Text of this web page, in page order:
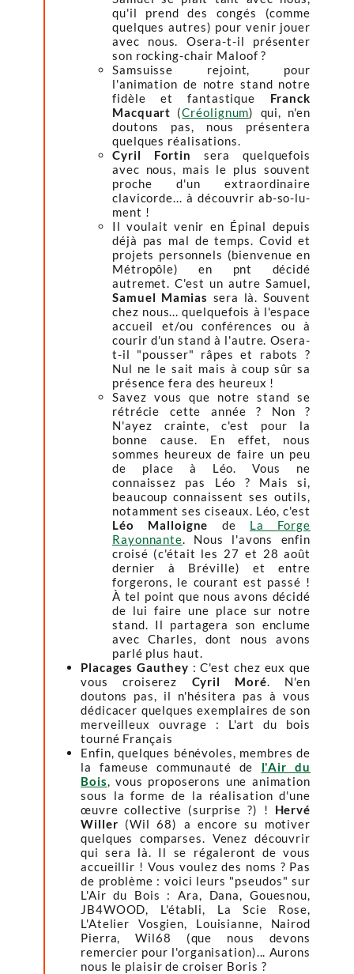
qu'il prend des congés (comme
quelques autres) pour venir jouer
avec nous. Osera-t-il présenter
son rocking-chair Maloof ?
Samsuisse rejoint, pour
l'animation de notre stand notre
fidèle et fantastique Franck
Macquart (Créolignum) qui, n'en
doutons pas, nous présentera
quelques réalisations.
Cyril Fortin
sera quelquefois
avec nous, mais le plus souvent
proche d'un extraordinaire
clavicorde... à découvrir ab-so-lu-
ment !
Il voulait venir en Épinal depuis
déjà pas mal de temps. Covid et
projets personnels (bienvenue en
Métropôle) en pnt décidé
autremet. C'est un autre Samuel,
Samuel Mamias sera là. Souvent
chez nous... quelquefois à l'espace
accueil et/ou conférences ou à
courir d'un stand à l'autre. Osera-
t-il "pousser" râpes et rabots ?
Nul ne le sait mais à coup sûr sa
présence fera des heureux !
Savez vous que notre stand se
rétrécie cette année ? Non ?
N'ayez crainte, c'est pour la
bonne cause. En effet, nous
sommes heureux de faire un peu
de place à Léo. Vous ne
connaissez pas Léo ? Mais si,
beaucoup connaissent ses outils,
notamment ses ciseaux. Léo, c'est
Léo Malloigne de La Forge
Rayonnante. Nous l'avons enfin
croisé (c'était les 27 et 28 août
dernier à Bréville) et entre
forgerons, le courant est passé !
À tel point que nous avons décidé
de lui faire une place sur notre
stand. Il partagera son enclume
avec Charles, dont nous avons
parlé plus haut.
Placages Gauthey : C'est chez eux que
vous croiserez Cyril Moré. N'en
doutons pas, il n'hésitera pas à vous
dédicacer quelques exemplaires de son
merveilleux ouvrage : L'art du bois
tourné Français
Enfin, quelques bénévoles, membres de
la fameuse communauté de l'Air du
Bois, vous proposerons une animation
sous la forme de la réalisation d'une
œuvre collective (surprise ?) ! Hervé
Willer (Wil 68) a encore su motiver
quelques comparses. Venez découvrir
qui sera là. Il se régaleront de vous
accueillir ! Vous voulez des noms ? Pas
de problème : voici leurs "pseudos" sur
L'Air du Bois : Ara, Dana, Gouesnou,
JB4WOOD, L'établi, La Scie Rose,
L'Atelier Vosgien, Louisianne, Nairod
Pierra, Wil68 (que nous devons
remercier pour l'organisation)... Aurons
nous le plaisir de croiser Boris ?